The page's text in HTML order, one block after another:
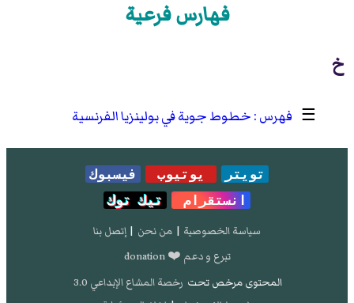
فهارس فرعية
خ
☰ خطوط جوية في بولينزيا الفرنسية
تويتر يوتيوب
فيسبوك
انستقرام
تيك توك
سياسة الخصوصية | من نحن | إتصل بنا
تبرع و دعم ❤️ donation
المحتوى مرخص تحت رخصة المشاع الإبداعي 3.0